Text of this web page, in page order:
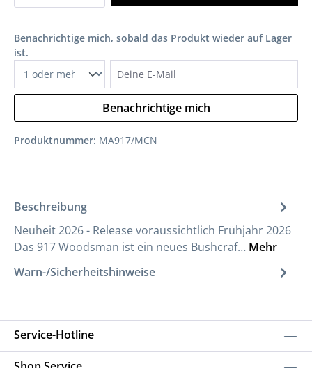
Benachrichtige mich, sobald das Produkt wieder auf Lager
ist.
Benachrichtige mich
Produktnummer: MA917/MCN
Beschreibung
Neuheit 2026 - Release voraussichtlich Frühjahr 2026
Das 917 Woodsman ist ein neues Bushcraf… Mehr
Warn-/Sicherheitshinweise
Service-Hotline